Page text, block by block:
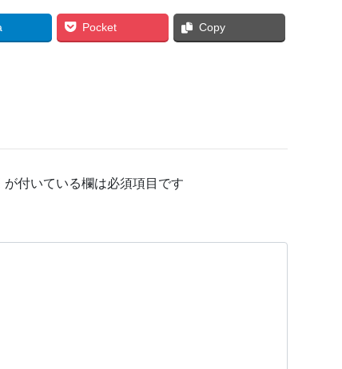
Pocket Copy
が付いている欄は必須項目です